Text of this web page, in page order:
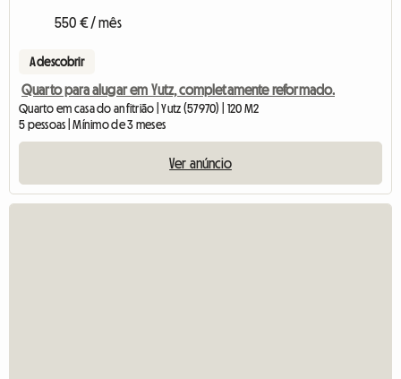
550 € / mês
A descobrir
Quarto para alugar em Yutz, completamente reformado.
Quarto em casa do anfitrião | Yutz (57970) | 120 M2
5 pessoas | Mínimo de 3 meses
Ver anúncio